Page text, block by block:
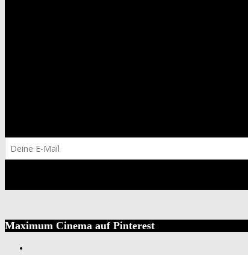
Maximum Cinema auf Pinterest